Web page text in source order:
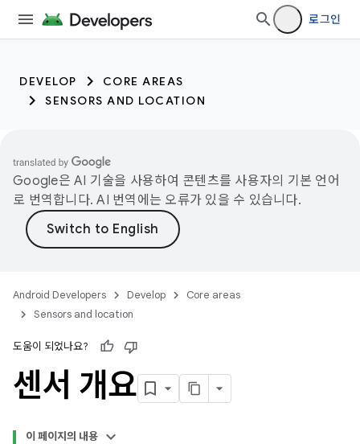
로그인
DEVELOP
CORE AREAS
SENSORS AND LOCATION
Google은 AI 기술을 사용하여 콘텐츠를 사용자의 기본 언어
로 번역합니다. AI 번역에는 오류가 있을 수 있습니다.
Android Developers Develop
Core areas
Sensors and location
도움이 되었나요?
센서 개요
이 페이지의 내용